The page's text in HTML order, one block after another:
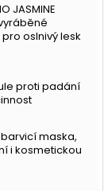
JASMINE
oslnivý lesk
proti padání
maska,
i kosmetickou